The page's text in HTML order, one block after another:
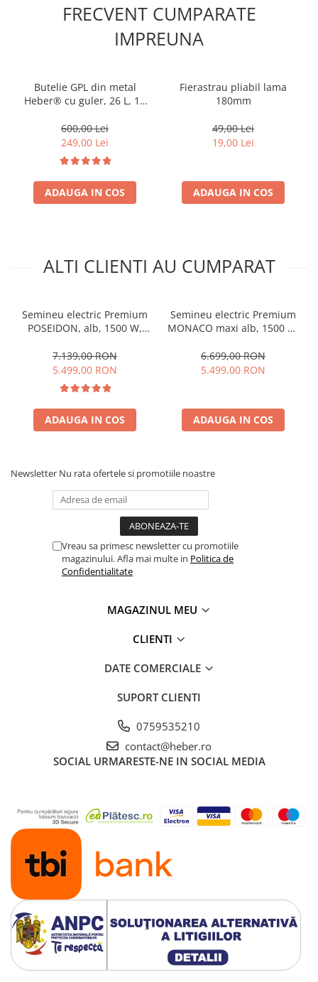
FRECVENT CUMPARATE
IMPREUNA
Butelie GPL din metal
Heber® cu guler, 26 L, 11
cu gaz
600,00 Lei
249,00 Lei
ADAUGA IN COS
Fierastrau pliabil lama
180mm
49,00 Lei
19,00 Lei
ADAUGA IN COS
ALTI CLIENTI AU CUMPARAT
Semineu electric Premium
POSEIDON, alb, 1500 W,
efect 3D, telecomanda
7.139,00 RON
5.499,00 RON
ADAUGA IN COS
Semineu electric Premium
MONACO maxi alb, 1500 W,
efect 3D, telecomanda
6.699,00 RON
5.499,00 RON
ADAUGA IN COS
Newsletter Nu rata ofertele si promotiile noastre
Vreau sa primesc newsletter cu promotiile
magazinului. Afla mai multe in Politica de
Confidentialitate
MAGAZINUL MEU
CLIENTI
DATE COMERCIALE
SUPORT CLIENTI
0759535210
contact@heber.ro
SOCIAL URMARESTE-NE IN SOCIAL MEDIA